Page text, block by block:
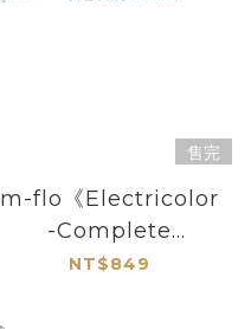
售完
m-flo《Electricolor
-Complete
Remix-》（CD +
NT$849